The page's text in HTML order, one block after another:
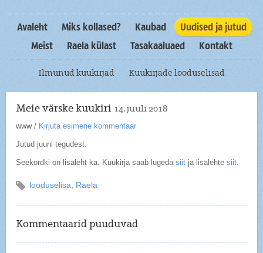
Avaleht Miks kollased? Kaubad
Uudised ja jutud
Meist
Raela külast Tasakaaluaed Kontakt
Ilmunud kuukirjad Kuukirjade looduselisad
Meie värske kuukiri 14. juuli 2018
www/ Kirjuta esimene kommentaar
Jutud juuni tegudest.
Seekordki on lisaleht ka. Kuukirja saab lugedasiit ja lisalehtesiit
looduselisa Raela
Kommentaarid puuduvad